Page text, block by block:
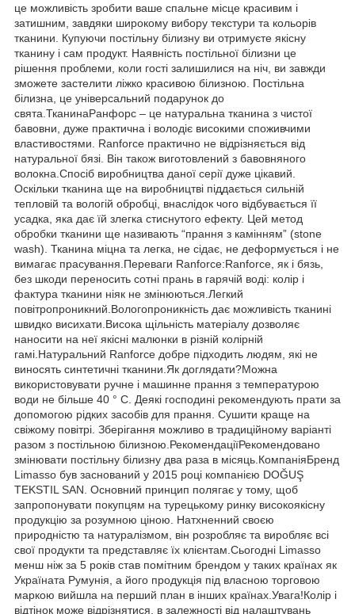
це можливість зробити ваше спальне місце красивим і
затишним, завдяки широкому вибору текстури та кольорів
тканини. Купуючи постільну білизну ви отримуєте якісну
тканину і сам продукт. Наявність постільної білизни це
рішення проблеми, коли гості залишилися на ніч, ви завжди
зможете застелити ліжко красивою білизною. Постільна
білизна, це універсальний подарунок до
свята.ТканинаРанфорс – це натуральна тканина з чистої
бавовни, дуже практична і володіє високими споживчими
властивостями. Ranforce практично не відрізняється від
натуральної бязі. Він також виготовлений з бавовняного
волокна.Спосіб виробництва даної серії дуже цікавий.
Оскільки тканина ще на виробництві піддається сильній
тепловій та вологій обробці, внаслідок чого відбувається її
усадка, яка дає їй злегка стиснутого ефекту. Цей метод
обробки тканини ще називають “прання з камінням” (stone
wash). Тканина міцна та легка, не сідає, не деформується і не
вимагає прасування.Переваги Ranforce:Ranforce, як і бязь,
без шкоди переносить сотні прань в гарячій воді: колір і
фактура тканини ніяк не змінюються.Легкий
повітропроникний.Вологопроникність дає можливість тканині
швидко висихати.Висока щільність матеріалу дозволяє
наносити на неї якісні малюнки в різній колірній
гамі.Натуральний Ranforce добре підходить людям, які не
виносять синтетичні тканини.Як доглядати?Можна
використовувати ручне і машинне прання з температурою
води не більше 40 ° C. Деякі господині рекомендують прати за
допомогою рідких засобів для прання. Сушити краще на
свіжому повітрі. Зберігання можливо в традиційному варіанті
разом з постільною білизною.РекомендаціїРекомендовано
змінювати постільну білизну два раза в місяць.КомпаніяБренд
Limasso був заснований у 2015 році компанією DOĞUŞ
TEKSTIL SAN. Основний принцип полягає у тому, щоб
запропонувати покупцям на турецькому ринку високоякісну
продукцію за розумною ціною. Натхненний своєю
природністю та натуралізмом, він розробляє та виробляє всі
свої продукти та представляє їх клієнтам.Сьогодні Limasso
менш ніж за 5 років став помітним брендом у таких країнах як
Україната Румунія, а його продукція під власною торговою
маркою вийшла на перший план в інших країнах.Увага!Колір і
відтінок може відрізнятися, в залежності від налаштувань